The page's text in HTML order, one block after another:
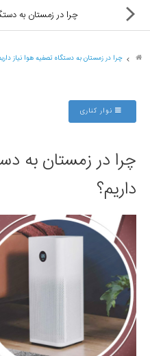
ماشین های اداری
لوازم التحریر
تجهیزات فروشگاهی و بانکی
ماشین حساب
هدایا و ست مدیریتی
چرا در زمستان به
چرا در زمستان به دستگاه تصفیه هوا نیاز
نوار کناری
چرا در زمستان به
داریم؟